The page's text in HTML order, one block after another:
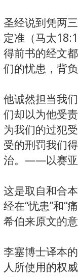
圣经说到凭两
定准（马太
得前书的经文
们的忧患，背
他诚然担当我
们却以为他受
为我们的过犯
受的刑罚我们
治。——以赛亚
这是取自和合
经在“忧患”和“
希伯来原文的
李塞博士译本
人所使用的权